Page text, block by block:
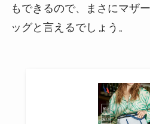
もできるので、まさにマザ
ッグと言えるでしょう。